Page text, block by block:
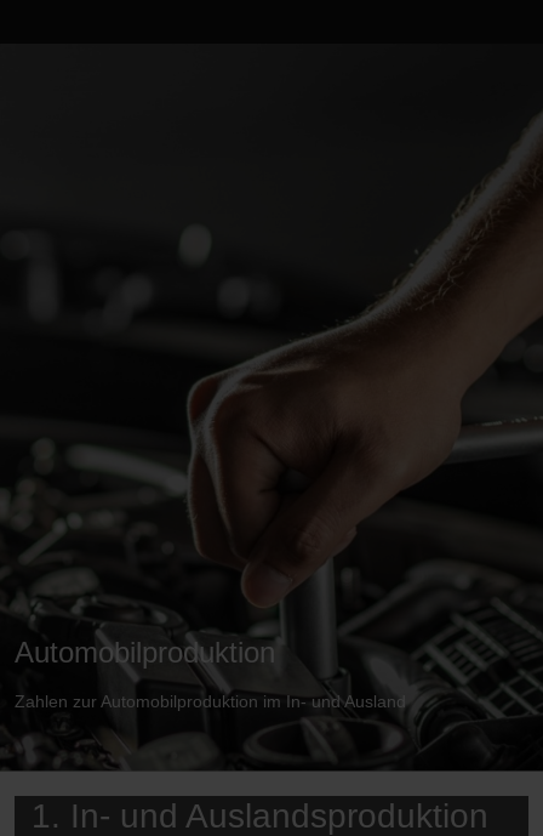
Automobilproduktion
Zahlen zur Automobilproduktion im In- und Ausland
1. In- und Auslandsproduktion